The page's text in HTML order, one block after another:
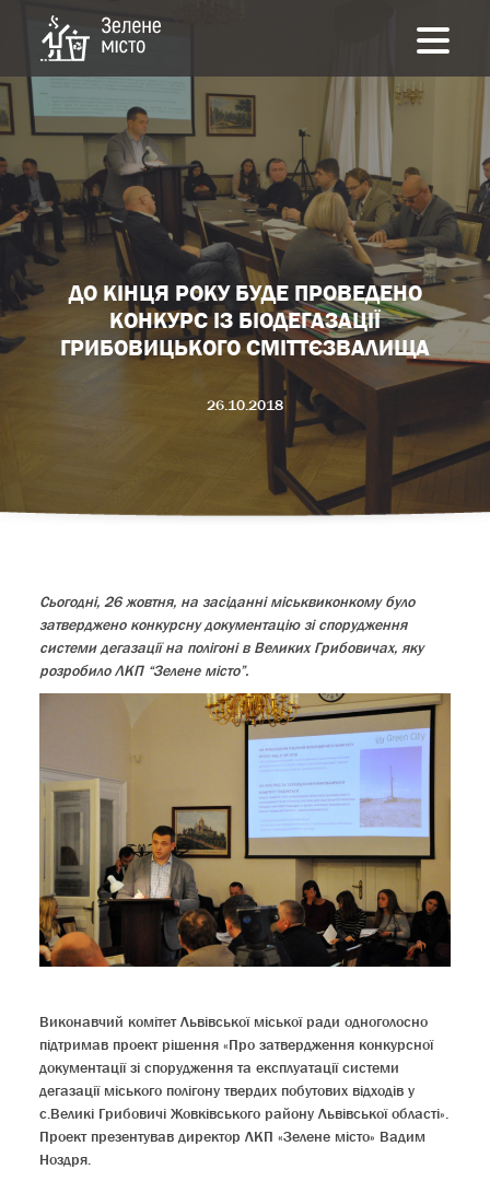
ДО КІНЦЯ РОКУ БУДЕ ПРОВЕДЕНО
КОНКУРС ІЗ БІОДЕГАЗАЦІЇ
ГРИБОВИЦЬКОГО СМІТТЄЗВАЛИЩА
26.10.2018
Сьогодні, 26 жовтня, на засіданні міськвиконкому було
затверджено конкурсну документацію зі спорудження
системи дегазації на полігоні в Великих Грибовичах, яку
розробило ЛКП “Зелене місто”.
Виконавчий комітет Львівської міської ради одноголосно
підтримав проект рішення «Про затвердження конкурсної
документації зі спорудження та експлуатації системи
дегазації міського полігону твердих побутових відходів у
с.Великі Грибовичі Жовківського району Львівської області».
Проект презентував директор ЛКП «Зелене місто» Вадим
Ноздря.